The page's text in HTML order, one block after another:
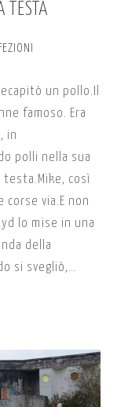
TESTA
un pollo.Il
famoso. Era
in
polli nella sua
così
via.E non
lo mise in una
della
si svegliò,…